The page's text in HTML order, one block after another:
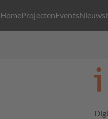
HomeProjectenEvents